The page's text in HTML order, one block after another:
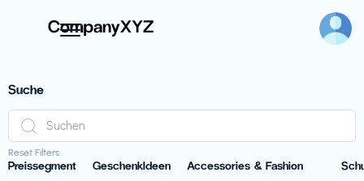
Suche
Reset Filters
Preissegment
GeschenkIdeen
Accessories & Fashion